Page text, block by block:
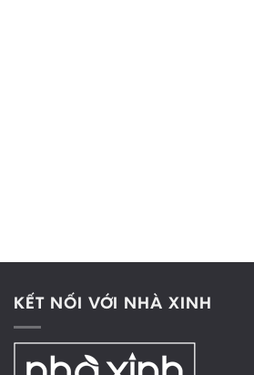
KẾT NỐI VỚI NHÀ XINH